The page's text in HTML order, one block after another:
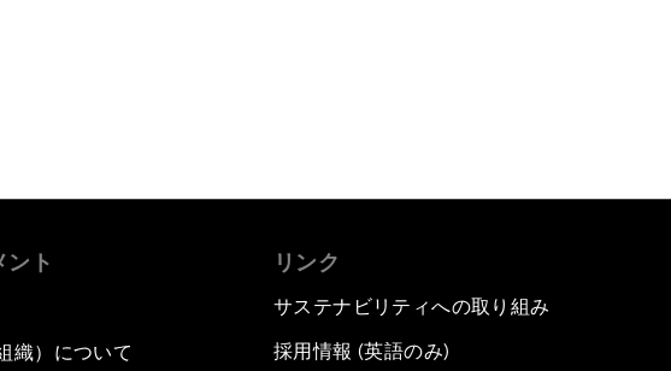
ント
織）について
リンク
サステナビリティへの取り組み
採用情報 (英語のみ)